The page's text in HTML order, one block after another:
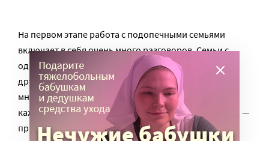
На первом этапе работа с подопечными семьями
включает в себя очень много разговоров. Семьи с
одной стороны и сотрудники «Дома с маяком» — с
другой – знакомятся, встречаются, обговаривают
множество самых разных вопросов. «Иногда нам
кажется, что мы ничего не делаем, только говорим», —
признается Оксана Попова. Но родителям